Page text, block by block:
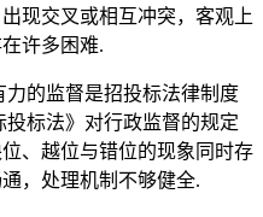
现交叉或相互冲突，客观上
许多困难.
力的监督是招投标法律制度
标法》对行政监督的规定
、越位与错位的现象同时存
，处理机制不够健全.